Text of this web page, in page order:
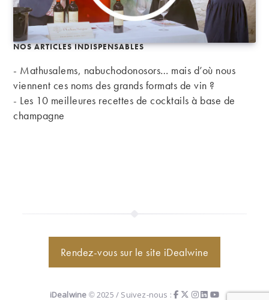
NOS ARTICLES INDISPENSABLES
- Mathusalems, nabuchodonosors… mais d’où nous
viennent ces noms des grands formats de vin ?
- Les 10 meilleures recettes de cocktails à base de
champagne
Rendez-vous sur le site iDealwine
iDealwine © 2025 / Suivez-nous :